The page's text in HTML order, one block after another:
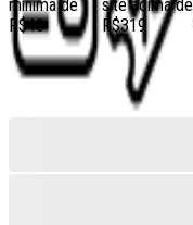
mínima de
R$40
site acima de
R$319